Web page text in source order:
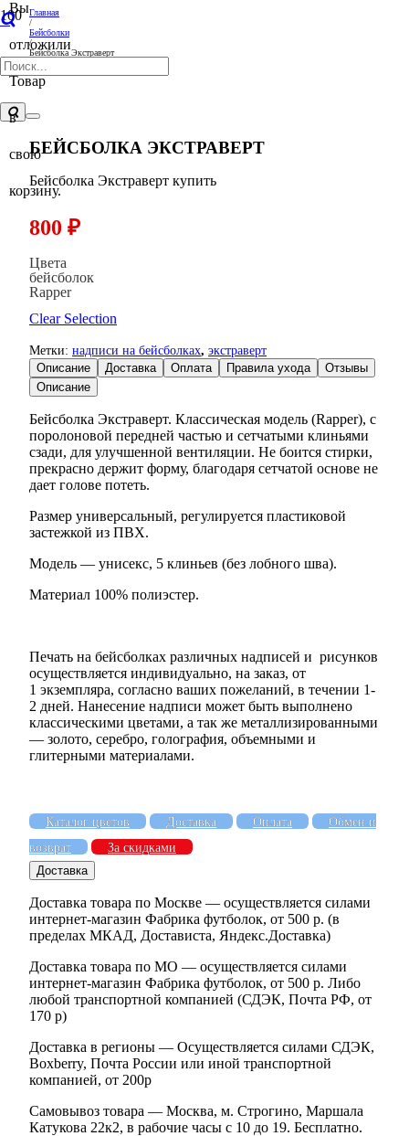
Вы
отложили
Товар
в
свою
корзину.
Главная
/
Бейсболки
/
Бейсболка Экстраверт
БЕЙСБОЛКА ЭКСТРАВЕРТ
Бейсболка Экстраверт купить
800 ₽
Цвета
бейсболок
Rapper
Clear Selection
Метки: надписи на бейсболках, экстраверт
Описание
Доставка Оплата Правила ухода
Отзывы
Описание
Бейсболка Экстраверт. Классическая модель (Rapper), с
поролоновой передней частью и сетчатыми клиньями
сзади, для улучшенной вентиляции. Не боится стирки,
прекрасно держит форму, благодаря сетчатой основе не
дает голове потеть.
Размер универсальный, регулируется пластиковой
застежкой из ПВХ.
Модель — унисекс, 5 клиньев (без лобного шва).
Материал 100% полиэстер.
Печать на бейсболках различных надписей и рисунков
осуществляется индивидуально, на заказ, от
1 экземпляра, согласно ваших пожеланий, в течении 1-
2 дней. Нанесение надписи может быть выполнено
классическими цветами, а так же металлизированными
— золото, серебро, голография, объемными и
глитерными материалами.
Каталог цветов Доставка Оплата
Обмен и
возврат
За скидками
Доставка
Доставка товара по Москве — осуществляется силами
интернет-магазин Фабрика футболок, от 500 р. (в
пределах МКАД, Достависта, Яндекс.Доставка)
Доставка товара по МО — осуществляется силами
интернет-магазин Фабрика футболок, от 500 р. Либо
любой транспортной компанией (СДЭК, Почта РФ, от
170 р)
Доставка в регионы — Осуществляется силами СДЭК,
Boxberry, Почта России или иной транспортной
компанией, от 200р
Самовывоз товара — Москва, м. Строгино, Маршала
Катукова 22к2, в рабочие часы с 10 до 19. Бесплатно.